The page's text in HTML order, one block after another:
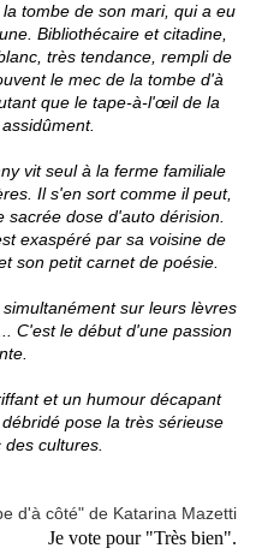
tombe de son mari, qui a eu
Bibliothécaire et citadine,
très tendance, rempli de
le mec de la tombe d'à
que le tape-à-l'œil de la
vit seul à la ferme familiale
Il s'en sort comme il peut,
dose d'auto dérision.
exaspéré par sa voisine de
son petit carnet de poésie.
sur leurs lèvres
C'est le début d'une passion
et un humour décapant
pose la très sérieuse
cultures.
Je vote pour "Très bien".